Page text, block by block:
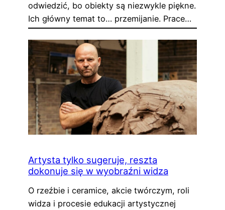
odwiedzić, bo obiekty są niezwykle piękne.
Ich główny temat to… przemijanie. Prace…
Artysta tylko sugeruje, reszta
dokonuje się w wyobraźni widza
O rzeźbie i ceramice, akcie twórczym, roli
widza i procesie edukacji artystycznej